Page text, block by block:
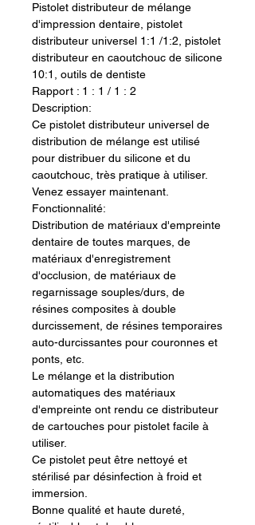
Pistolet distributeur de mélange
d'impression dentaire, pistolet
distributeur universel 1:1 /1:2, pistolet
distributeur en caoutchouc de silicone
10:1, outils de dentiste
Rapport : 1 : 1 / 1 : 2
Description:
Ce pistolet distributeur universel de
distribution de mélange est utilisé
pour distribuer du silicone et du
caoutchouc, très pratique à utiliser.
Venez essayer maintenant.
Fonctionnalité:
Distribution de matériaux d'empreinte
dentaire de toutes marques, de
matériaux d'enregistrement
d'occlusion, de matériaux de
regarnissage souples/durs, de
résines composites à double
durcissement, de résines temporaires
auto-durcissantes pour couronnes et
ponts, etc.
Le mélange et la distribution
automatiques des matériaux
d'empreinte ont rendu ce distributeur
de cartouches pour pistolet facile à
utiliser.
Ce pistolet peut être nettoyé et
stérilisé par désinfection à froid et
immersion.
Bonne qualité et haute dureté,